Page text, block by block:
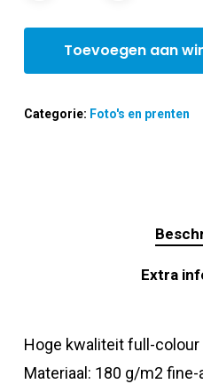
Toevoegen aan
Categorie: Foto's en prenten
Extra
Hoge kwaliteit full-colour
Materiaal: 180 g/m2